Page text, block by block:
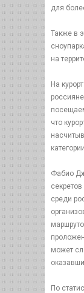
для
Также в
на
На
что
Фабио
среди
может
По